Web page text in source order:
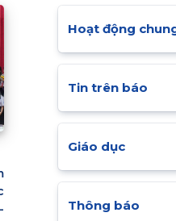
Hoạt động
Tin trên báo
Giáo dục
Thông báo